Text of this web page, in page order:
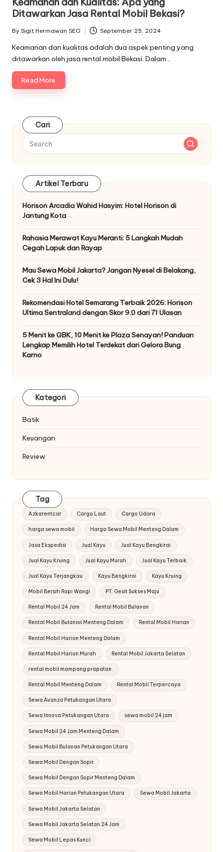
Ditawarkan Jasa Rental Mobil Bekasi?
Posted
by
By Sigit Hermawan SEO September 25, 2024
Keamanan dan kualitas adalah dua aspek penting yang
ditawarkan oleh jasa rental mobil Bekasi. Dalam…
Read More
Cari
Artikel Terbaru
Horison Arcadia Wahid Hasyim: Hotel Horison di
Jantung Kota
Rahasia Merawat Kayu Meranti: 5 Langkah Mudah
Cegah Lapuk dan Rayap
Mau Sewa Mobil Jakarta? Jangan Nyesel di Belakang,
Cek 3 Hal Ini Dulu!
Rekomendasi Hotel Semarang Terbaik 2026: Horison
Ultima Sentraland dengan Skor 9.0 dari 71 Ulasan
5 Menit ke GBK, 10 Menit ke Plaza Senayan! Panduan
Lengkap Memilih Hotel Terdekat dari Gelora Bung
Karno
Kategori
Batik
Keuangan
Review
Tag
Azkarentcar Cargo Laut Cargo Udara
harga sewa mobil Harga Sewa Mobil Menteng Dalam
Jasa Ekspedisi Jual Kayu Jual Kayu Bengkirai
Jual Kayu Kruing Jual Kayu Murah Jual Kayu Terbaik
Jual Kayu Terjangkau Kayu Bengkirai Kayu Kruing
Mobil Bersih Rapi Wangi PT. Gesit Sukses Maju
Rental Mobil 24 Jam Rental Mobil Bulanan
Rental Mobil Bulanan Menteng Dalam Rental Mobil Harian
Rental Mobil Harian Menteng Dalam
Rental Mobil Harian Murah Rental Mobil Jakarta Selatan
rental mobil mampang prapatan.
Rental Mobil Menteng Dalam Rental Mobil Terpercaya
Sewa Avanza Petukangan Utara
Sewa Innova Petukangan Utara sewa mobil 24 jam
Sewa Mobil 24 Jam Menteng Dalam
Sewa Mobil Bulanan Petukangan Utara
Sewa Mobil Dengan Sopir
Sewa Mobil Dengan Sopir Menteng Dalam
Sewa Mobil Harian Petukangan Utara Sewa Mobil Jakarta
Sewa Mobil Jakarta Selatan
Sewa Mobil Jakarta Selatan 24 Jam
Sewa Mobil Lepas Kunci